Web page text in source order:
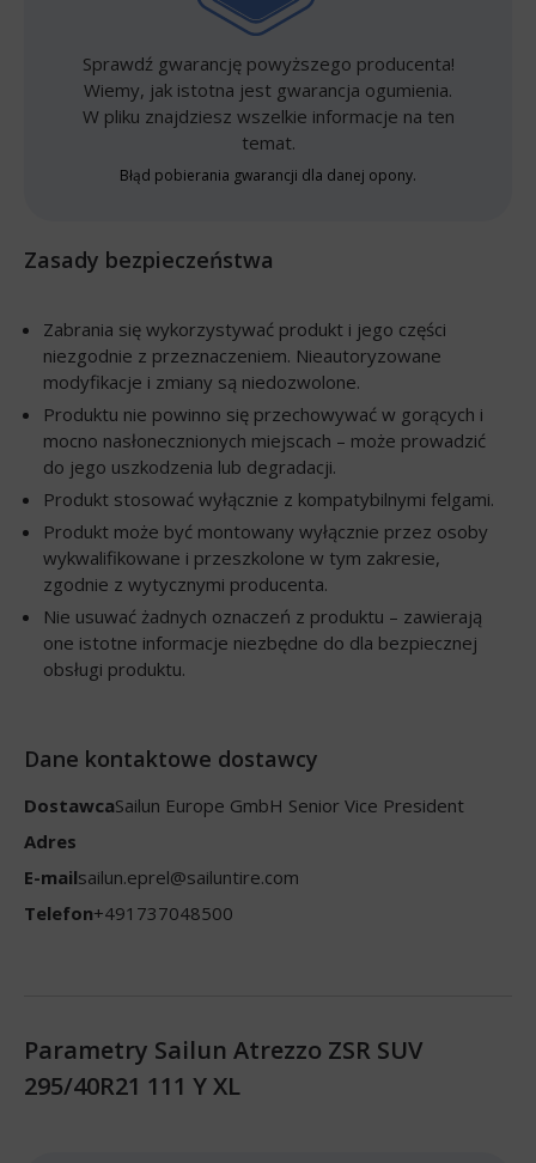
Sprawdź gwarancję powyższego producenta!
Wiemy, jak istotna jest gwarancja ogumienia.
W pliku znajdziesz wszelkie informacje na ten
temat.
Błąd pobierania gwarancji dla danej opony.
Zasady bezpieczeństwa
Zabrania się wykorzystywać produkt i jego części
niezgodnie z przeznaczeniem. Nieautoryzowane
modyfikacje i zmiany są niedozwolone.
Produktu nie powinno się przechowywać w gorących i
mocno nasłonecznionych miejscach – może prowadzić
do jego uszkodzenia lub degradacji.
Produkt stosować wyłącznie z kompatybilnymi felgami.
Produkt może być montowany wyłącznie przez osoby
wykwalifikowane i przeszkolone w tym zakresie,
zgodnie z wytycznymi producenta.
Nie usuwać żadnych oznaczeń z produktu – zawierają
one istotne informacje niezbędne do dla bezpiecznej
obsługi produktu.
Dane kontaktowe dostawcy
DostawcaSailun Europe GmbH Senior Vice President
Adres
E-mailsailun.eprel@sailuntire.com
Telefon+491737048500
Parametry Sailun Atrezzo ZSR SUV
295/40R21 111 Y XL